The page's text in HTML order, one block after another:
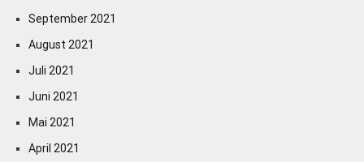
September 2021
August 2021
Juli 2021
Juni 2021
Mai 2021
April 2021